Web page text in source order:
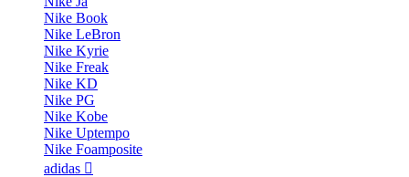
Nike Book
Nike LeBron
Nike Kyrie
Nike Freak
Nike KD
Nike PG
Nike Kobe
Nike Uptempo
Nike Foamposite
adidas